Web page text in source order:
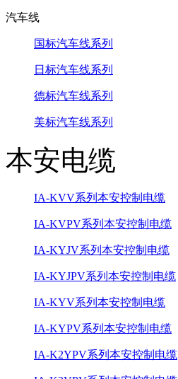
汽车线
国标汽车线系列
日标汽车线系列
德标汽车线系列
美标汽车线系列
本安电缆
IA-KVV系列本安控制电缆
IA-KVPV系列本安控制电缆
IA-KYJV系列本安控制电缆
IA-KYJPV系列本安控制电缆
IA-KYV系列本安控制电缆
IA-KYPV系列本安控制电缆
IA-K2YPV系列本安控制电缆